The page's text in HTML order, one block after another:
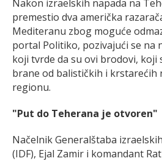
Nakon izraelskih napada na
premestio dva američka
Mediteranu zbog moguće
portal Politiko, pozivajući se na
koji tvrde da su ovi brodovi, koji
brane od balističkih i krstarećih
regionu.
"Put do Teherana je otvoren"
Načelnik Generalštaba
(IDF), Ejal Zamir i komandant